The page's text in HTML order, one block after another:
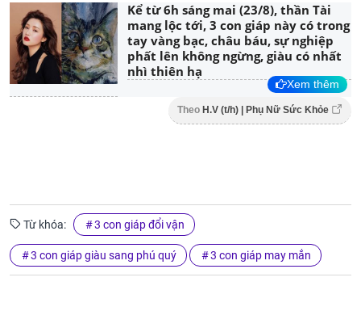
Kể từ 6h sáng mai (23/8), thần Tài
mang lộc tới, 3 con giáp này có trong
tay vàng bạc, châu báu, sự nghiệp
phất lên không ngừng, giàu có nhất
nhì thiên hạ
Xem thêm
Theo H.V (t/h) | Phụ Nữ Sức Khỏe
Từ khóa: 3 con giáp đổi vận
3 con giáp giàu sang phú quý 3 con giáp may mắn